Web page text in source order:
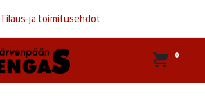
Tilaus-ja toimitusehdot
0